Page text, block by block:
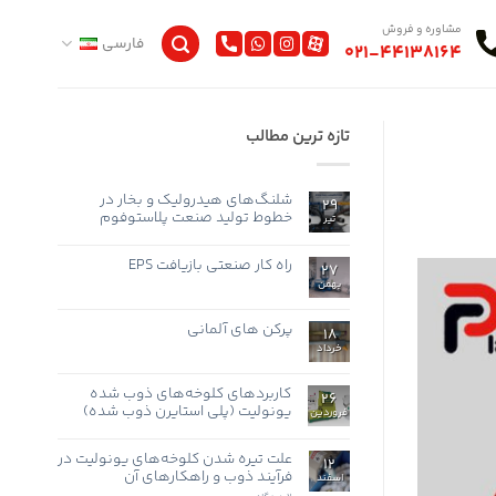
مشاوره و فروش
021-44138164 فارسی
تازه ترین مطالب
29
تیر
شلنگ‌های هیدرولیک و بخار در
خطوط تولید صنعت پلاستوفوم
برای
شلنگ‌های
خطوط
ثبت
نشده 27
بهمن
راه کار صنعتی بازیافت EPS
کار
نشده
18
خرداد
پرکن های آلمانی
پرکن
های
آلمانی
نشده
26
فروردین
کاربردهای کلوخه‌های ذوب شده
یونولیت (پلی استایرن ذوب شده)
برای
کاربردهای
کلوخه‌های
ذوب
ثبت
نشده 12
اسفند
علت تیره شدن کلوخه‌های یونولیت در
فرآیند ذوب و راهکارهای آن